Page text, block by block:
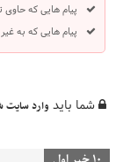
پیام هایی که
پیام هایی که به
شما باید وارد سایت